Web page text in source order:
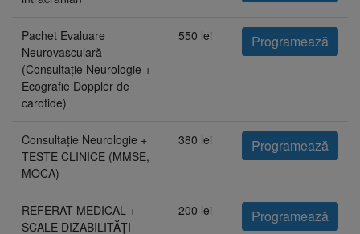
Pachet Evaluare
Neurovasculară
(Consultație Neurologie +
Ecografie Doppler de
carotide)
550 lei Programează
Consultație Neurologie +
TESTE CLINICE (MMSE,
MOCA)
380 lei Programează
REFERAT MEDICAL +
SCALE DIZABILITĂȚI
200 lei Programează